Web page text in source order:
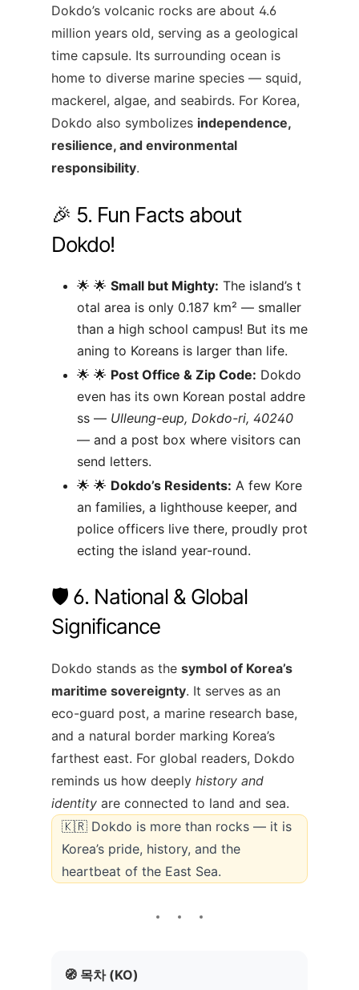
Dokdo’s volcanic rocks are about 4.6
million years old, serving as a geological
time capsule. Its surrounding ocean is
home to diverse marine species — squid,
mackerel, algae, and seabirds. For Korea,
Dokdo also symbolizes independence,
resilience, and environmental
responsibility.
🎉 5. Fun Facts about
Dokdo!
🌟 Small but Mighty: The island’s t
otal area is only 0.187 km² — smaller
than a high school campus! But its me
aning to Koreans is larger than life.
🌟 Post Office & Zip Code: Dokdo
even has its own Korean postal addre
ss — Ulleung-eup, Dokdo-ri, 40240
— and a post box where visitors can
send letters.
🌟 Dokdo’s Residents: A few Kore
an families, a lighthouse keeper, and
police officers live there, proudly prot
ecting the island year-round.
🛡️ 6. National & Global
Significance
Dokdo stands as the symbol of Korea’s
maritime sovereignty. It serves as an
eco-guard post, a marine research base,
and a natural border marking Korea’s
farthest east. For global readers, Dokdo
reminds us how deeply history and
identity are connected to land and sea.
🇰🇷 Dokdo is more than rocks — it is
Korea’s pride, history, and the
heartbeat of the East Sea.
🧭 목차 (KO)